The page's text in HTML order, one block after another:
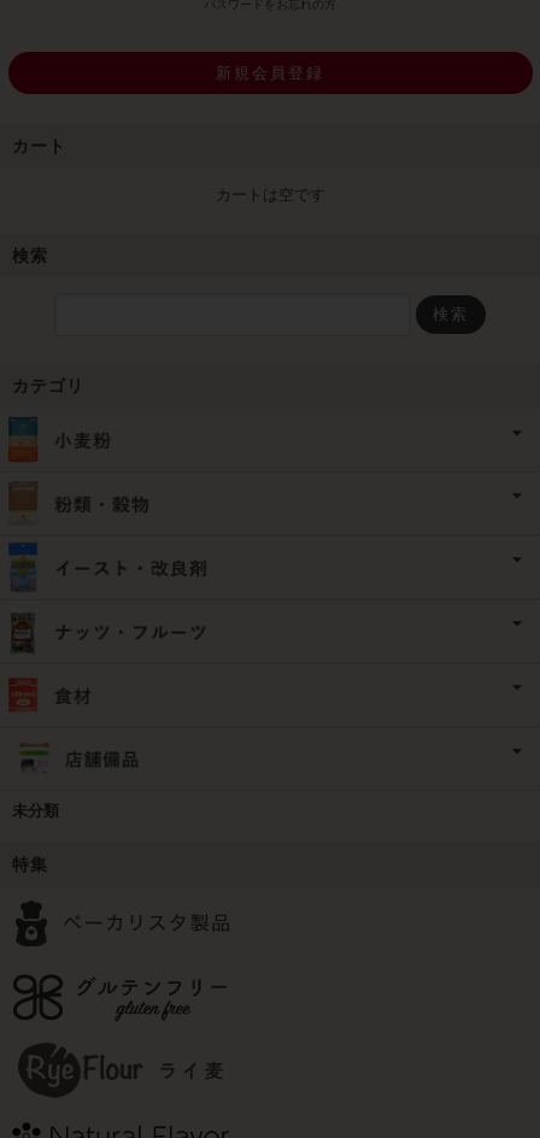
パスワードをお忘れの方
新規会員登録
カート
カートは空です
検索
検索
カテゴリ
未分類
特集